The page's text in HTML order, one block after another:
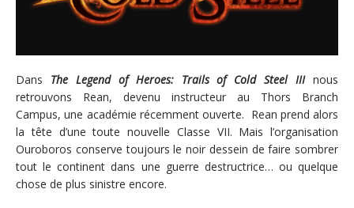
Dans The Legend of Heroes: Trails of Cold Steel IIInous
retrouvons Rean, devenu instructeur au Thors Branch
Campus, une académie récemment ouverte. Rean prend alors
la tête d’une toute nouvelle Classe VII. Mais l’organisation
Ouroboros conserve toujours le noir dessein de faire sombrer
tout le continent dans une guerre destructrice… ou quelque
chose de plus sinistre encore.